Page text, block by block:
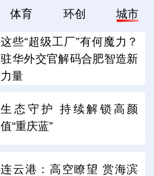
体育 环创 城市
这些“超级工厂”有何魔力？
驻华外交官解码合肥智造新
力量
生态守护 持续解锁高颜
值“重庆蓝”
连云港：高空瞭望 赏海滨